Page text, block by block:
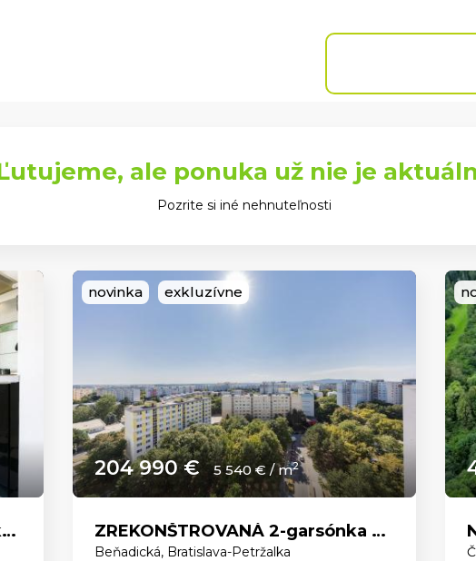
ale ponuka už nie je
Pozrite si iné nehnuteľnosti
novinka exkluzívne
204 990 € 5 540 € / m2
ZREKONŠTROVANÁ 2-garsónka s PANORAMATICKÝM VÝHĽADOM a ELEKTRIČKOU priamo pred domom.
Beňadická, Bratislava-Petržalka